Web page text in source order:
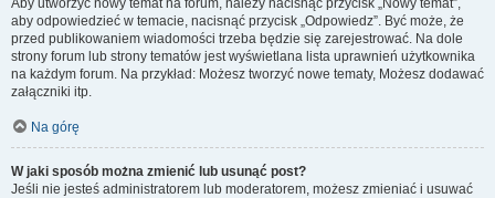
Aby utworzyć nowy temat na forum, należy nacisnąć przycisk „Nowy temat”,
aby odpowiedzieć w temacie, nacisnąć przycisk „Odpowiedz”. Być może, że
przed publikowaniem wiadomości trzeba będzie się zarejestrować. Na dole
strony forum lub strony tematów jest wyświetlana lista uprawnień użytkownika
na każdym forum. Na przykład: Możesz tworzyć nowe tematy, Możesz dodawać
załączniki itp.
Na górę
W jaki sposób można zmienić lub usunąć post?
Jeśli nie jesteś administratorem lub moderatorem, możesz zmieniać i usuwać